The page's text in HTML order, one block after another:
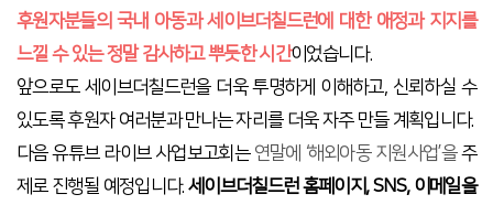
후원자분들의 국내 아동과 세이브더칠드런에 대한 애정과 지지를
느낄 수 있는 정말 감사하고 뿌듯한 시간이었습니다.
앞으로도 세이브더칠드런을 더욱 투명하게 이해하고, 신뢰하실 수
있도록 후원자 여러분과 만나는 자리를 더욱 자주 만들 계획입니다.
다음 유튜브 라이브 사업보고회는 연말에 ‘해외아동 지원사업’을주
제로 진행될 예정입니다.세이브더칠드런 홈페이지, SNS, 이메일을